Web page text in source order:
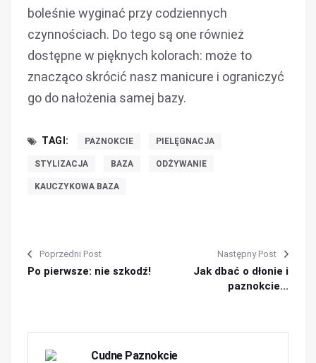
boleśnie wyginać przy codziennych
czynnościach. Do tego są one również
dostępne w pięknych kolorach: może to
znacząco skrócić nasz manicure i ograniczyć
go do nałożenia samej bazy.
TAGI: PAZNOKCIE PIELĘGNACJA
STYLIZACJA BAZA ODŻYWANIE
KAUCZYKOWA BAZA
Poprzedni Post
Po pierwsze: nie szkodź!
Następny Post
Jak dbać o dłonie i
paznokcie...
Cudne Paznokcie